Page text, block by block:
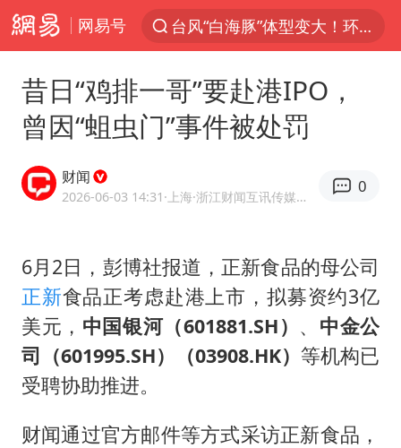
网易号
台风“白海豚”体型变大！环流面积接近13个浙江那么大
汪峰阻止14岁女儿买大牌
官方通报教师招聘笔试前13名被淘汰
陕西省委书记赶赴柞水县杏坪镇
女孩摆摊卖菌子时收到北大通知书
改名后的“青海拉面”店
广岛核爆81周年央视播《奥本海默》
河南某医院2.33亿工程串标案细节披露
昔日“鸡排一哥”要赴港IPO，
曾因“蛆虫门”事件被处罚
财闻
2026-06-03 14:31 ·上海 ·浙江财闻互讯传媒有限公司官方账号
0
6月2日，彭博社报道，正新食品的母公司
正新食品正考虑赴港上市，拟募资约3亿
美元， 中国银河（601881.SH） 、 中金公
司（601995.SH）（03908.HK）等机构已
受聘协助推进。
财闻通过官方邮件等方式采访正新食品，